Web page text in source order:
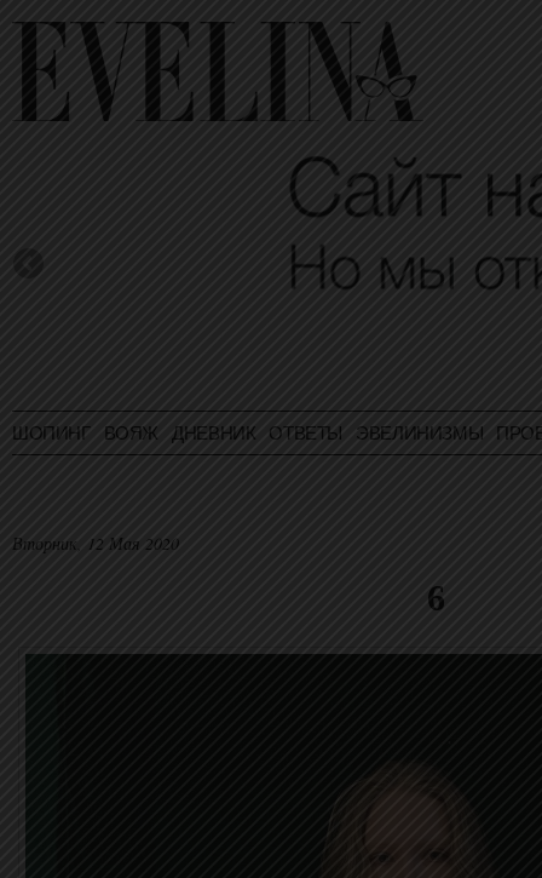
ШОПИНГ ВОЯЖ ДНЕВНИК ОТВЕТЫ ЭВЕЛИНИЗМЫ
Вторник, 12 Мая 2020
6